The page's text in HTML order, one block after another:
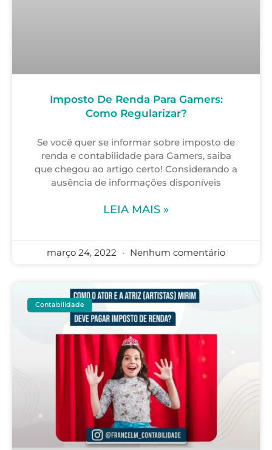
Imposto De Renda Para Gamers:
Como Regularizar?
Se você quer se informar sobre imposto de
renda e contabilidade para Gamers, saiba
que chegou ao artigo certo! Considerando a
ausência de informações disponíveis
LEIA MAIS »
março 24, 2022 Nenhum comentário
Contabilidade